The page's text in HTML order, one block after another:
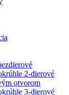
2-dierové
otvorom
3-dierové